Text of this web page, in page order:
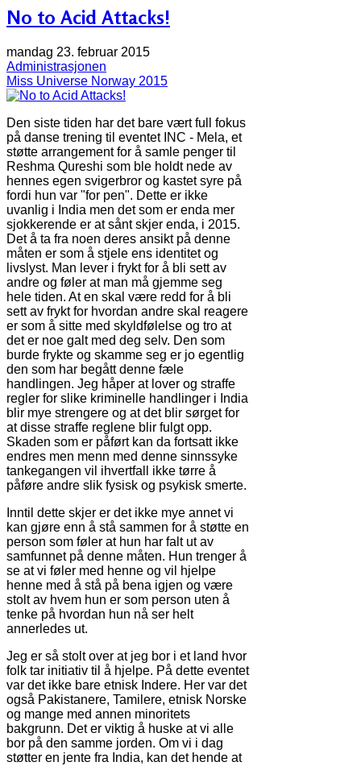
No to Acid Attacks!
mandag 23. februar 2015
Administrasjonen
Miss Universe Norway 2015
Den siste tiden har det bare vært full fokus
på danse trening til eventet INC - Mela, et
støtte arrangement for å samle penger til
Reshma Qureshi som ble holdt nede av
hennes egen svigerbror og kastet syre på
fordi hun var "for pen". Dette er ikke
uvanlig i India men det som er enda mer
sjokkerende er at sånt skjer enda, i 2015.
Det å ta fra noen deres ansikt på denne
måten er som å stjele ens identitet og
livslyst. Man lever i frykt for å bli sett av
andre og føler at man må gjemme seg
hele tiden. At en skal være redd for å bli
sett av frykt for hvordan andre skal reagere
er som å sitte med skyldfølelse og tro at
det er noe galt med deg selv. Den som
burde frykte og skamme seg er jo egentlig
den som har begått denne fæle
handlingen. Jeg håper at lover og straffe
regler for slike kriminelle handlinger i India
blir mye strengere og at det blir sørget for
at disse straffe reglene blir fulgt opp.
Skaden som er påført kan da fortsatt ikke
endres men menn med denne sinnssyke
tankegangen vil ihvertfall ikke tørre å
påføre andre slik fysisk og psykisk smerte.
Inntil dette skjer er det ikke mye annet vi
kan gjøre enn å stå sammen for å støtte en
person som føler at hun har falt ut av
samfunnet på denne måten. Hun trenger å
se at vi føler med henne og vil hjelpe
henne med å stå på bena igjen og være
stolt av hvem hun er som person uten å
tenke på hvordan hun nå ser helt
annerledes ut.
Jeg er så stolt over at jeg bor i et land hvor
folk tar initiativ til å hjelpe. På dette eventet
var det ikke bare etnisk Indere. Her var det
også Pakistanere, Tamilere, etnisk Norske
og mange med annen minoritets
bakgrunn. Det er viktig å huske at vi alle
bor på den samme jorden. Om vi i dag
støtter en jente fra India, kan det hende at